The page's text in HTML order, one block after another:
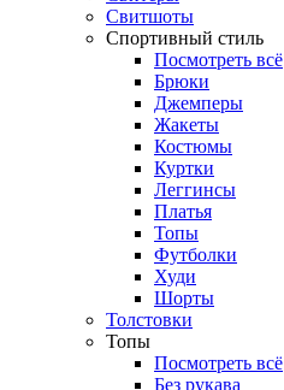
Свитшоты
Спортивный стиль
Посмотреть всё
Брюки
Джемперы
Жакеты
Костюмы
Куртки
Леггинсы
Платья
Топы
Футболки
Худи
Шорты
Толстовки
Топы
Посмотреть всё
Без рукава